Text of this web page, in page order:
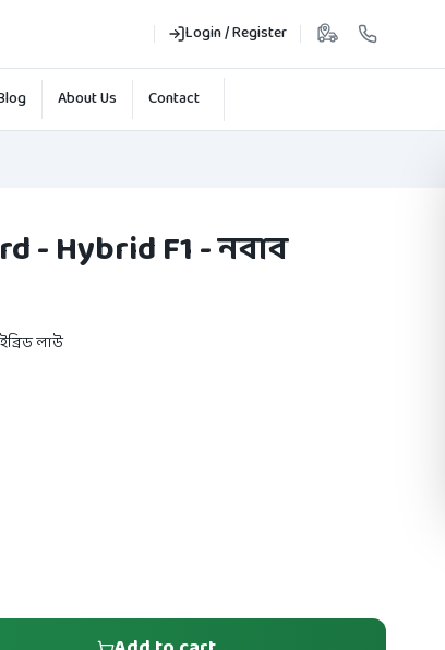
Login / Register
About Us Contact
- Hybrid F1 - নবাব
লাউ